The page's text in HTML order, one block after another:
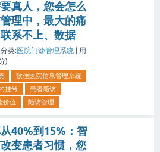
真人，您会怎么
理中，最大的痛
系不上、数据
分类:医院门诊管理系统
用
)
软佳医院信息管理系统
挂号
患者随访
价值 随访管理
40%到15%：智
变患者习惯，您